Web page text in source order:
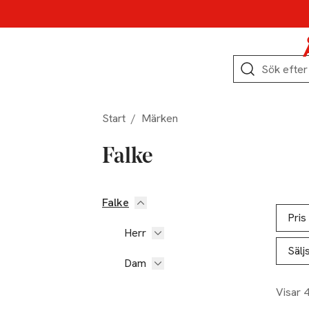
Sök
Start / Märken
Falke
Hoppa till produktsidan
Falke
Herr
Dam
Pris
Visar
Lista